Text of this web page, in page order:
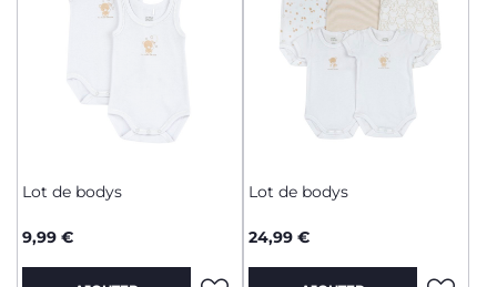
Lot de bodys
9,99 €
Lot de bodys
24,99 €